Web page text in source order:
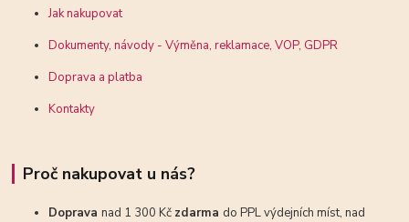
Jak nakupovat
Dokumenty, návody - Výměna, reklamace, VOP, GDPR
Doprava a platba
Kontakty
Proč nakupovat u nás?
Dopravanad 1 300 Kč zdarma do PPL výdejních míst, nad